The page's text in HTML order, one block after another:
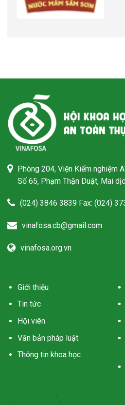
Phòng 204, Viện Kiểm nghiệm
Số 65, Phạm Thận Duật, Mai
(024) 3846 3839 Fax: (024)
vinafosa.cb@gmail.com
vinafosa.org.vn
Giới thiệu
Tin tức
Hội viên
Văn bản pháp luật
Thông tin khoa học